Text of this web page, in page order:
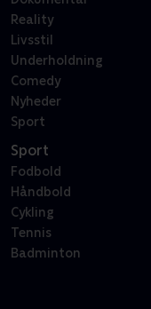
Reality
Livsstil
Underholdning
Comedy
Nyheder
Sport
Sport
Fodbold
Håndbold
Cykling
Tennis
Badminton